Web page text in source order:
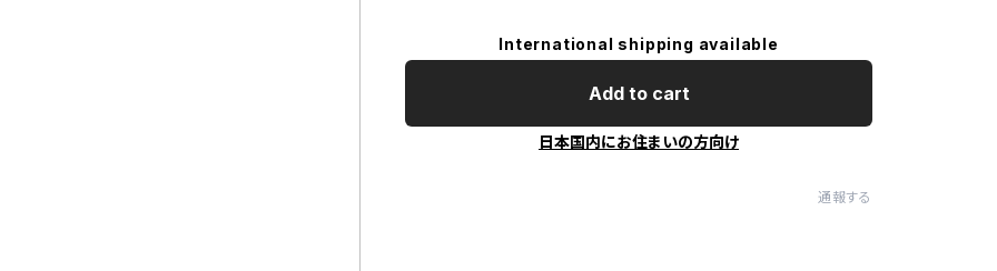
International shipping available
Add to cart
日本国内にお住まいの方向け
通報する